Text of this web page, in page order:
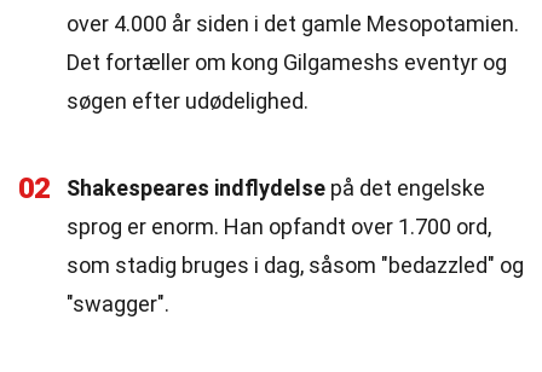
over 4.000 år siden i det gamle Mesopotamien.
Det fortæller om kong Gilgameshs eventyr og
søgen efter udødelighed.
02 Shakespeares indflydelse på det engelske
sprog er enorm. Han opfandt over 1.700 ord,
som stadig bruges i dag, såsom "bedazzled" og
"swagger".